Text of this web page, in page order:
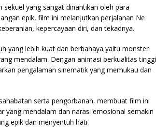
yang sangat dinantikan oleh para
epik, film ini melanjutkan perjalanan Ne
kepercayaan diri, dan tekadnya.
yang lebih kuat dan berbahaya yaitu monster
mendalam. Dengan animasi berkualitas tinggi
pengalaman sinematik yang memukau dan
serta pengorbanan, membuat film ini
yang mendalam dan narasi emosional semakin
epik dan menyentuh hati.